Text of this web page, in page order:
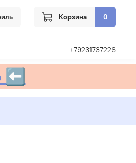
Корзина 0
+79231737226
⬅️